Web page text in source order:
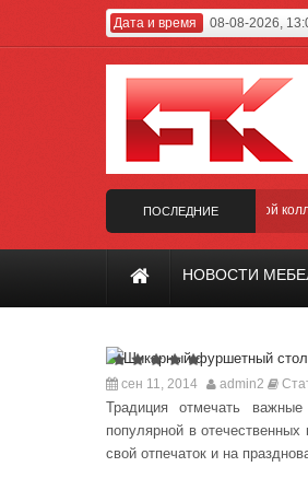
Дата и время 08-08-2026,
ПОСЛЕДНИЕ
Whirlpool из премиальной
НОВОСТИ
сен 11, 2014 admin2
Традиция отмечать
популярной в
свой отпечаток и на